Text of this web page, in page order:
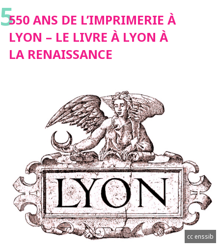
5550 ANS DE L’IMPRIMERIE À
LYON – LE LIVRE À LYON À
LA RENAISSANCE
cc enssib